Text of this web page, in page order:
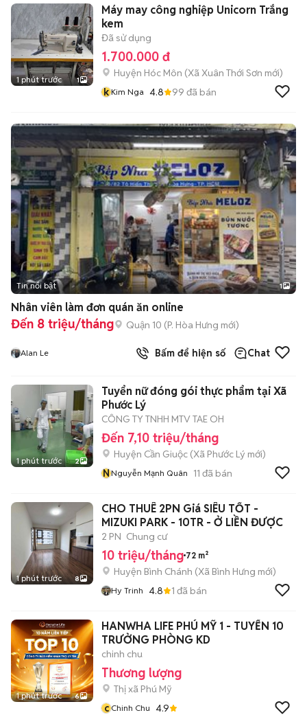
1 phút trước 1
Máy may công nghiệp Unicorn Trắng
kem
Đã sử dụng
1.700.000 đ
Huyện Hóc Môn (Xã Xuân Thới Sơn mới)
k Kim Nga 4.8 99 đã bán
Tin nổi bật 1
Nhân viên làm đơn quán ăn online
Đến 8 triệu/tháng Quận 10 (P. Hòa Hưng mới)
Alan Le Bấm để hiện số Chat
1 phút trước 2
Tuyển nữ đóng gói thực phẩm tại Xã
Phước Lý
CÔNG TY TNHH MTV TAE OH
Đến 7,10 triệu/tháng
Huyện Cần Giuộc (Xã Phước Lý mới)
NNguyễn Mạnh Quân 11 đã bán
1 phút trước 8
CHO THUÊ 2PN Giá SIÊU TỐT -
MIZUKI PARK - 10TR - Ở LIỀN ĐƯỢC
2 PN Chung cư
10 triệu/tháng 72 m²
Huyện Bình Chánh (Xã Bình Hưng mới)
Hy Trinh 4.8 1 đã bán
1 phút trước 6
HANWHA LIFE PHÚ MỸ 1 - TUYỂN 10
TRƯỞNG PHÒNG KD
chinh chu
Thương lượng
Thị xã Phú Mỹ
c Chinh Chu 4.9